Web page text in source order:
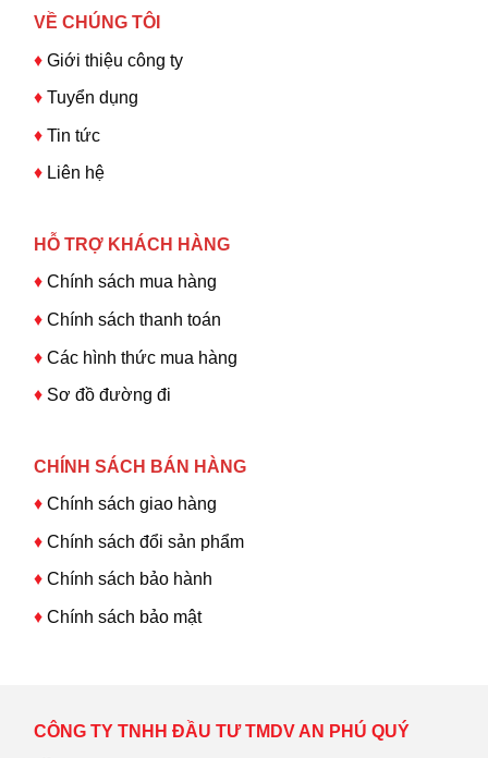
VỀ CHÚNG TÔI
♦ Giới thiệu công ty
♦Tuyển dụng
♦ Tin tức
♦ Liên hệ
HỖ TRỢ KHÁCH HÀNG
♦Chính sách mua hàng
♦ Chính sách thanh toán
♦ Các hình thức mua hàng
♦ Sơ đồ đường đi
CHÍNH SÁCH BÁN HÀNG
♦ Chính sách giao hàng
♦ Chính sách đổi sản phẩm
♦ Chính sách bảo hành
♦ Chính sách bảo mật
CÔNG TY TNHH ĐẦU TƯ TMDV AN PHÚ QUÝ